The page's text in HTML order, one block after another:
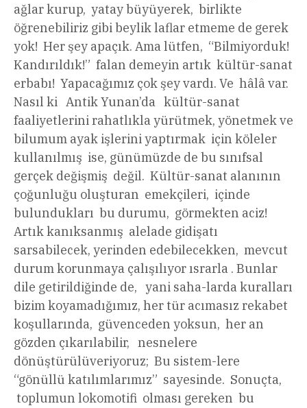
ağlar kurup, yatay büyüyerek, birlikte
öğrenebiliriz gibi beylik laflar etmeme de gerek
yok! Her şey apaçık. Ama lütfen, “Bilmiyorduk!
Kandırıldık!” falan demeyin artık kültür-sanat
erbabı! Yapacağımız çok şey vardı. Ve hâlâ var.
Nasıl ki Antik Yunan’da kültür-sanat
faaliyetlerini rahatlıkla yürütmek, yönetmek ve
bilumum ayak işlerini yaptırmak için köleler
kullanılmış ise, günümüzde de bu sınıfsal
gerçek değişmiş değil. Kültür-sanat alanının
çoğunluğu oluşturan emekçileri, içinde
bulundukları bu durumu, görmekten aciz!
Artık kanıksanmış alelade gidişatı
sarsabilecek, yerinden edebilecekken, mevcut
durum korunmaya çalışılıyor ısrarla . Bunlar
dile getirildiğinde de, yani saha-larda kuralları
bizim koyamadığımız, her tür acımasız rekabet
koşullarında, güvenceden yoksun, her an
gözden çıkarılabilir, nesnelere
dönüştürülüveriyoruz; Bu sistem-lere
“gönüllü katılımlarımız” sayesinde. Sonuçta,
toplumun lokomotifi olması gereken bu